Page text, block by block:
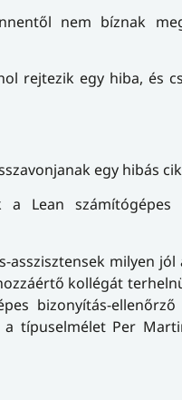
nem bíznak
rejtezik egy hiba, és
egy hibás
Lean számítógépes
milyen jól
kollégát
bizonyítás-
típuselmélet Per